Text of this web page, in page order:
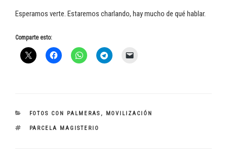
Esperamos verte. Estaremos charlando, hay mucho de qué hablar.
Comparte esto:
CATEGORÍAS
FOTOS CON PALMERAS , MOVILIZACIÓN
ETIQUETAS
PARCELA MAGISTERIO